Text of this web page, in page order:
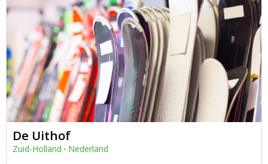
De Uithof
Zuid-Holland · Nederland